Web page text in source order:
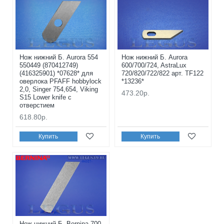
Нож нижний Б. Aurora 554
550449 (870412749)
(416325901) *07628* для
оверлока PFAFF hobbylock
2,0, Singer 754,654, Viking
S15 Lower knife с
отверстием
618.80р.
Купить
Нож нижний Б. Aurora
600/700/724, AstraLux
720/820/722/822 арт. TF122
*13236*
473.20р.
Купить